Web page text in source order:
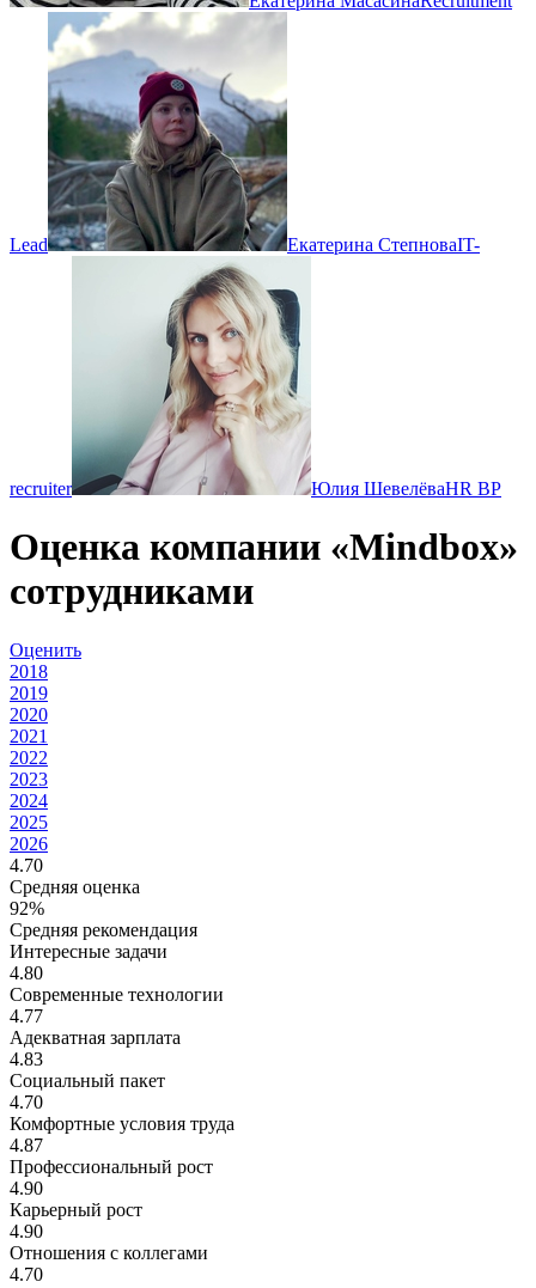
Lead Екатерина СтепноваIT-
recruiter Юлия ШевелёваHR BP
Оценка компании «Mindbox»
сотрудниками
Оценить
2018
2019
2020
2021
2022
2023
2024
2025
2026
4.70
Средняя оценка
92%
Средняя рекомендация
Интересные задачи
4.80
Современные технологии
4.77
Адекватная зарплата
4.83
Социальный пакет
4.70
Комфортные условия труда
4.87
Профессиональный рост
4.90
Карьерный рост
4.90
Отношения с коллегами
4.70